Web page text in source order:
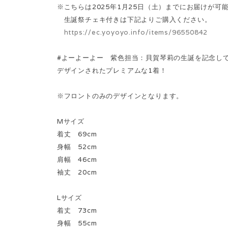
※こちらは2025年1月25日（土）までにお届けが可能
生誕祭チェキ付きは下記よりご購入ください。
https://ec.yoyoyo.info/items/96550842
#よーよーよー 紫色担当：貝賀琴莉の生誕を記念し
デザインされたプレミアムな1着！
※フロントのみのデザインとなります。
Mサイズ
着丈 69cm
身幅 52cm
肩幅 46cm
袖丈 20cm
Lサイズ
着丈 73cm
身幅 55cm